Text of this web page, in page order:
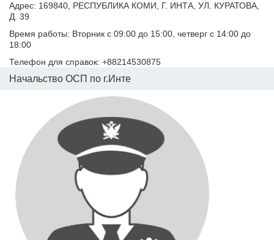
Адрес: 169840, РЕСПУБЛИКА КОМИ, Г. ИНТА, УЛ. КУРАТОВА,
Д. 39
Время работы: Вторник с 09:00 до 15:00, четверг с 14:00 до
18:00
Телефон для справок: +88214530875
Начальство ОСП по г.Инте